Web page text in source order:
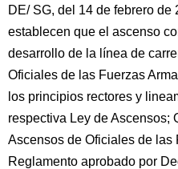
DE/ SG, del 14 de febrero de
establecen que el ascenso
desarrollo de la línea de
Oficiales de las Fuerzas
los principios rectores y
respectiva Ley de Ascensos;
Ascensos de Oficiales de las
Reglamento aprobado por